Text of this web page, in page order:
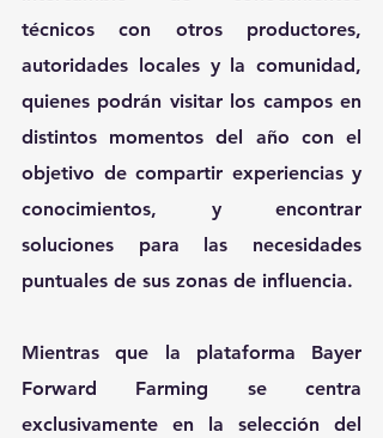
técnicos con otros productores,
autoridades locales y la comunidad,
quienes podrán visitar los campos en
distintos momentos del año con el
objetivo de compartir experiencias y
conocimientos, y encontrar
soluciones para las necesidades
puntuales de sus zonas de influencia.
Mientras que la plataforma Bayer
Forward Farming se centra
exclusivamente en la selección del